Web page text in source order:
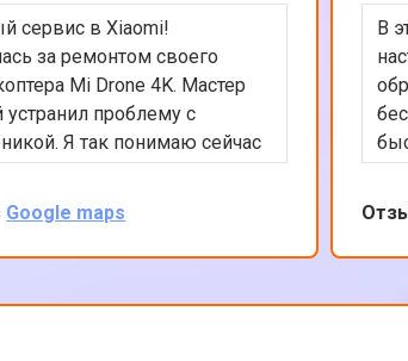
сервис в Xiaomi!
за ремонтом своего
Mi Drone 4K. Мастер
устранил проблему с
Я так понимаю сейчас
часто в сервсиы
на ремонт и цены на них
ай-ай. Вообще в сервисе
сделано быстро и
с учетом нынешних цен
Google maps
В
с